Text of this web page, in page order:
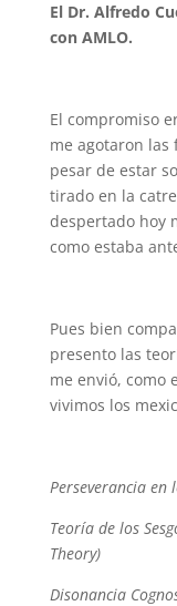
El Dr. Alfredo
con AMLO.
El compromiso
me agotaron las
pesar de estar
tirado en la
despertado hoy
como estaba
Pues bien
presento las
me envió, como
vivimos los
Perseverancia en
Teoría de los
Theory)
Disonancia